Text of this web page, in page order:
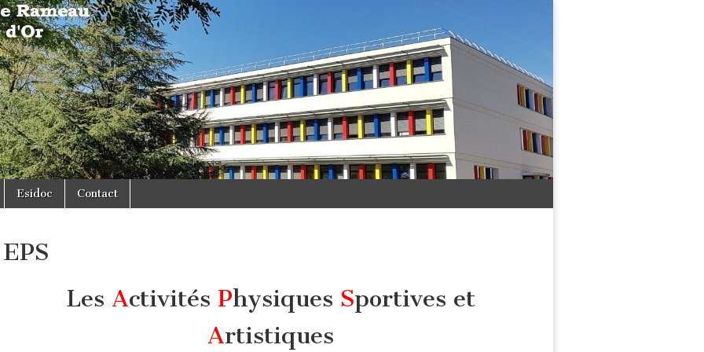
Esidoc Contact
EPS
Les Activités Physiques Sportives et
Artistiques